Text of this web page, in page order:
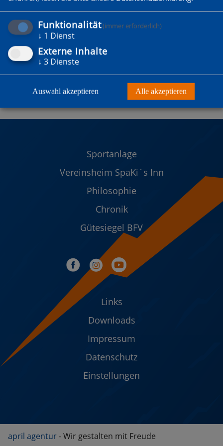
Sportanlage
Vereinsheim SpaKi´s Inn
Philosophie
Chronik
Gütesiegel BFV
Links
Downloads
Impressum
Datenschutz
Einstellungen
april agentur- Wir gestalten mit Freude
Funktionalität(immer erforderlich)
↓ 1 Dienst
Externe Inhalte
↓ 3 Dienste
Auswahl akzeptieren Alle akzeptieren